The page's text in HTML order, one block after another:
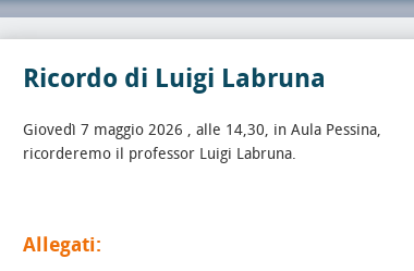
Ricordo di Luigi Labruna
Giovedì 7 maggio 2026 , alle 14,30, in Aula Pessina,
ricorderemo il professor Luigi Labruna.
Allegati: